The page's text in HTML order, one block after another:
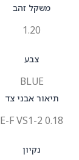
משקל זהב
1.20
צבע
BLUE
תיאור אבני צד
E-F VS1-2 0.18
נקיון